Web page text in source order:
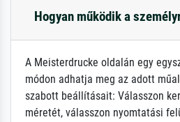
Hogyan működik a
A Meisterdrucke oldalán egy
módon adhatja meg az adott
szabott beállításait: Válasszon
méretét, válasszon nyomtatási